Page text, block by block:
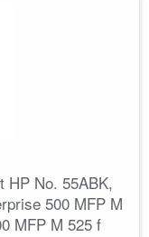
HP No. 55ABK,
500 MFP M
MFP M 525 f